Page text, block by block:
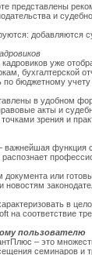
представлены
и
кадровиков уже
бухгалтерской
по бюджетному учету
в удобном
акты и
зрения и
важнейшая функция
документа или
в
на соответствие
пользователю
– это
семинаров